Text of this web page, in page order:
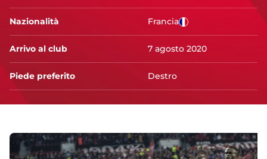
Nazionalità Francia
Arrivo al club 7 agosto 2020
Piede preferito Destro